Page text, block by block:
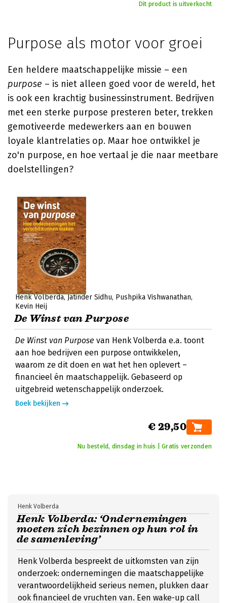
Dit product is uitverkocht
Purpose als motor voor groei
Een heldere maatschappelijke missie – een
purpose – is niet alleen goed voor de wereld, het
is ook een krachtig businessinstrument. Bedrijven
met een sterke purpose presteren beter, trekken
gemotiveerde medewerkers aan en bouwen
loyale klantrelaties op. Maar hoe ontwikkel je
zo'n purpose, en hoe vertaal je die naar meetbare
doelstellingen?
Henk Volberda Jatinder Sidhu Pushpika Vishwanathan
Kevin Heij
De Winst van Purpose
De Winst van Purpose van Henk Volberda e.a. toont
aan hoe bedrijven een purpose ontwikkelen,
waarom ze dit doen en wat het hen oplevert –
financieel én maatschappelijk. Gebaseerd op
uitgebreid wetenschappelijk onderzoek.
Boek bekijken
€ 29,50
Nu besteld, dinsdag in huis | Gratis verzonden
Henk Volberda: ‘Ondernemingen
moeten zich bezinnen op hun rol in
de samenleving’
Henk Volberda
Henk Volberda bespreekt de uitkomsten van zijn
onderzoek: ondernemingen die maatschappelijke
verantwoordelijkheid serieus nemen, plukken daar
ook financieel de vruchten van. Een wake-up call